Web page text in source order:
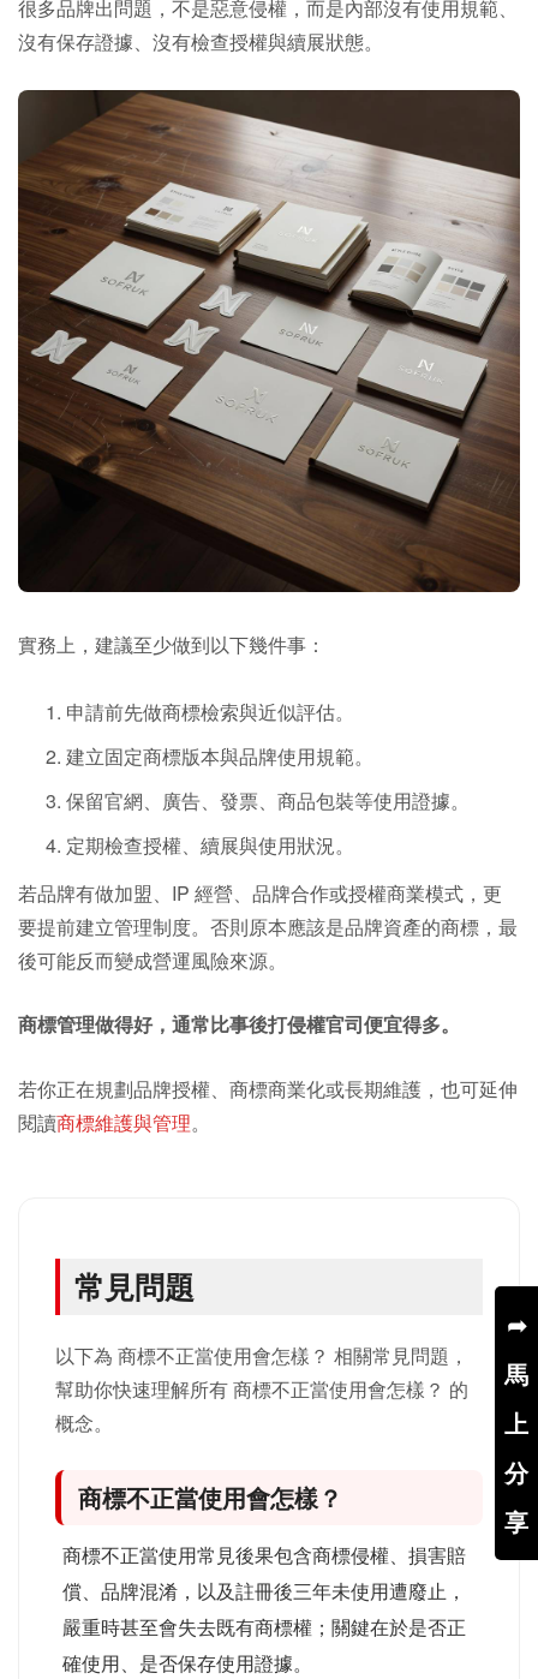
很多品牌出問題，不是惡意侵權，而是內部沒有使用規範、
沒有保存證據、沒有檢查授權與續展狀態。
實務上，建議至少做到以下幾件事：
申請前先做商標檢索與近似評估。
建立固定商標版本與品牌使用規範。
保留官網、廣告、發票、商品包裝等使用證據。
定期檢查授權、續展與使用狀況。
若品牌有做加盟、IP 經營、品牌合作或授權商業模式，更
要提前建立管理制度。否則原本應該是品牌資產的商標，最
後可能反而變成營運風險來源。
商標管理做得好，通常比事後打侵權官司便宜得多。
若你正在規劃品牌授權、商標商業化或長期維護，也可延伸
閱讀商標維護與管理。
常見問題
以下為 商標不正當使用會怎樣？ 相關常見問題，
幫助你快速理解所有 商標不正當使用會怎樣？ 的
概念。
商標不正當使用會怎樣？
商標不正當使用常見後果包含商標侵權、損害賠
償、品牌混淆，以及註冊後三年未使用遭廢止，
嚴重時甚至會失去既有商標權；關鍵在於是否正
確使用、是否保存使用證據。
➦
馬
上
分
享